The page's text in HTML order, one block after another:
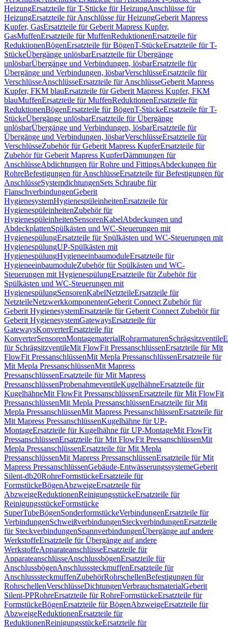
HeizungErsatzteile für T-Stücke für HeizungAnschlüsse für
HeizungErsatzteile für Anschlüsse für HeizungGeberit Mapress
Kupfer, GasErsatzteile für Geberit Mapress Kupfer,
GasMuffenErsatzteile für MuffenReduktionenErsatzteile für
ReduktionenBögenErsatzteile für BögenT-StückeErsatzteile für T-
StückeÜbergänge unlösbarErsatzteile für Übergänge
unlösbarÜbergänge und Verbindungen, lösbarErsatzteile für
Übergänge und Verbindungen, lösbarVerschlüsseErsatzteile für
VerschlüsseAnschlüsseErsatzteile für AnschlüsseGeberit Mapress
Kupfer, FKM blauErsatzteile für Geberit Mapress Kupfer, FKM
blauMuffenErsatzteile für MuffenReduktionenErsatzteile für
ReduktionenBögenErsatzteile für BögenT-StückeErsatzteile für T-
StückeÜbergänge unlösbarErsatzteile für Übergänge
unlösbarÜbergänge und Verbindungen, lösbarErsatzteile für
Übergänge und Verbindungen, lösbarVerschlüsseErsatzteile für
VerschlüsseZubehör für Geberit Mapress KupferErsatzteile für
Zubehör für Geberit Mapress KupferDämmungen für
AnschlüsseAbdichtungen für Rohre und FittingsAbdeckungen für
RohreBefestigungen für AnschlüsseErsatzteile für Befestigungen für
AnschlüsseSystemdichtungenSets Schraube für
FlanschverbindungenGeberit
HygienesystemHygienespüleinheitenErsatzteile für
HygienespüleinheitenZubehör für
HygienespüleinheitenSensorenKabelAbdeckungen und
AbdeckplattenSpülkästen und WC-Steuerungen mit
HygienespülungErsatzteile für Spülkästen und WC-Steuerungen mit
HygienespülungUP-Spülkästen mit
HygienespülungHygieneeinbaumoduleErsatzteile für
HygieneeinbaumoduleZubehör für Spülkästen und WC-
Steuerungen mit HygienespülungErsatzteile für Zubehör für
Spülkästen und WC-Steuerungen mit
HygienespülungSensorenKabelNetzteileErsatzteile für
NetzteileNetzwerkkomponentenGeberit Connect Zubehör für
Geberit HygienesystemErsatzteile für Geberit Connect Zubehör für
Geberit HygienesystemGatewaysErsatzteile für
GatewaysKonverterErsatzteile für
KonverterSensorenMontagematerialRohrarmaturenSchrägsitzventile
für SchrägsitzventileMit FlowFit PressanschlüssenErsatzteile für Mit
FlowFit PressanschlüssenMit Mepla PressanschlüssenErsatzteile für
Mit Mepla PressanschlüssenMit Mapress
PressanschlüssenErsatzteile für Mit Mapress
PressanschlüssenProbenahmeventileKugelhähneErsatzteile für
KugelhähneMit FlowFit PressanschlüssenErsatzteile für Mit FlowFit
PressanschlüssenMit Mepla PressanschlüssenErsatzteile für Mit
Mepla PressanschlüssenMit Mapress PressanschlüssenErsatzteile für
Mit Mapress PressanschlüssenKugelhähne für UP-
MontageErsatzteile für Kugelhähne für UP-MontageMit FlowFit
PressanschlüssenErsatzteile für Mit FlowFit PressanschlüssenMit
Mepla PressanschlüssenErsatzteile für Mit Mepla
PressanschlüssenMit Mapress PressanschlüssenErsatzteile für Mit
Mapress PressanschlüssenGebäude-EntwässerungssystemeGeberit
Silent-db20RohreFormstückeErsatzteile für
FormstückeBögenAbzweigeErsatzteile für
AbzweigeReduktionenReinigungsstückeErsatzteile für
ReinigungsstückeFormstücke
SuperTubeBögenSonderformstückeVerbindungenErsatzteile für
VerbindungenSchweißverbindungenSteckverbindungenErsatzteile
für SteckverbindungenSpannverbindungenÜbergänge auf andere
WerkstoffeErsatzteile für Übergänge auf andere
WerkstoffeApparateanschlüsseErsatzteile für
ApparateanschlüsseAnschlussbögenErsatzteile für
AnschlussbögenAnschlusssteckmuffenErsatzteile für
AnschlusssteckmuffenZubehörRohrschellenBefestigungen für
RohrschellenVerschlüsseDichtungenVerbrauchsmaterialGeberit
Silent-PPRohreErsatzteile für RohreFormstückeErsatzteile für
FormstückeBögenErsatzteile für BögenAbzweigeErsatzteile für
AbzweigeReduktionenErsatzteile für
ReduktionenReinigungsstückeErsatzteile für